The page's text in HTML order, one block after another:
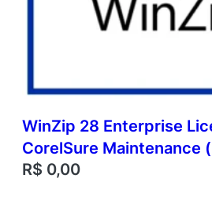
WinZip 28 Enterprise
CorelSure Maintenance
R$ 0,00